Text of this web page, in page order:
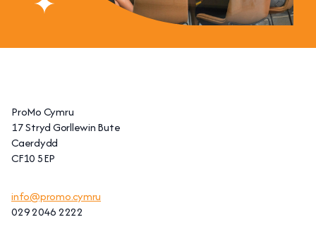
ProMo Cymru
17 Stryd Gorllewin Bute
Caerdydd
CF10 5EP
info@promo.cymru
029 2046 2222